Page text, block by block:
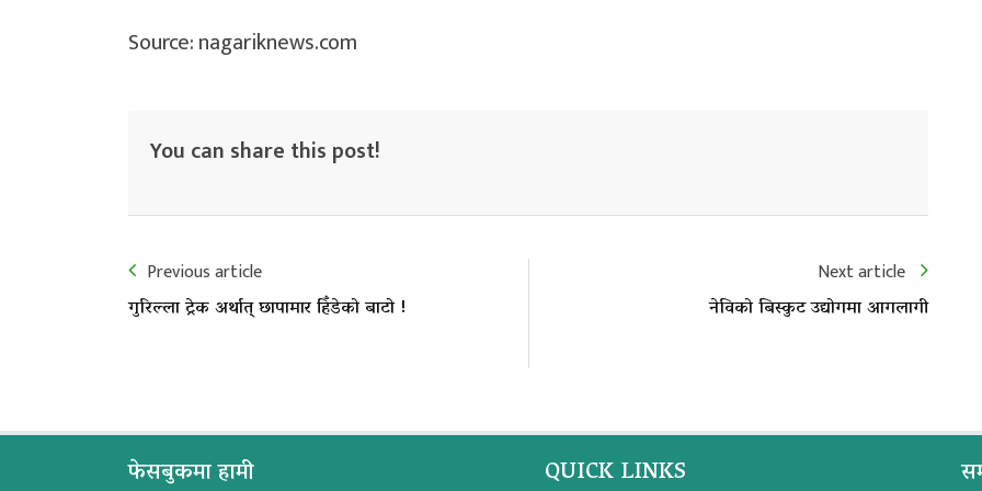
Source: nagariknews.com
You can share this post!
Previous article
गुरिल्ला ट्रेक अर्थात् छापामार हिँडेको बाटो !
Next article
नेविको बिस्कुट उद्योगमा आगलागी
फेसबुकमा हामी QUICK LINKS